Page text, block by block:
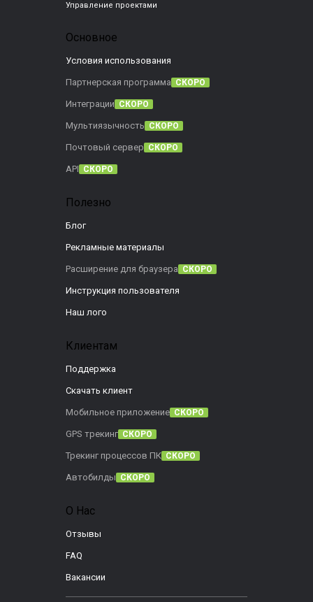
Управление проектами
Основное
Условия использования
Партнерская программа СКОРО
Интеграции СКОРО
Мультиязычность СКОРО
Почтовый сервер СКОРО
API СКОРО
Полезно
Блог
Рекламные материалы
Расширение для браузера СКОРО
Инструкция пользователя
Наш лого
Клиентам
Поддержка
Скачать клиент
Мобильное приложение СКОРО
GPS трекинг СКОРО
Трекинг процессов ПК СКОРО
Автобилды СКОРО
О Нас
Отзывы
FAQ
Вакансии